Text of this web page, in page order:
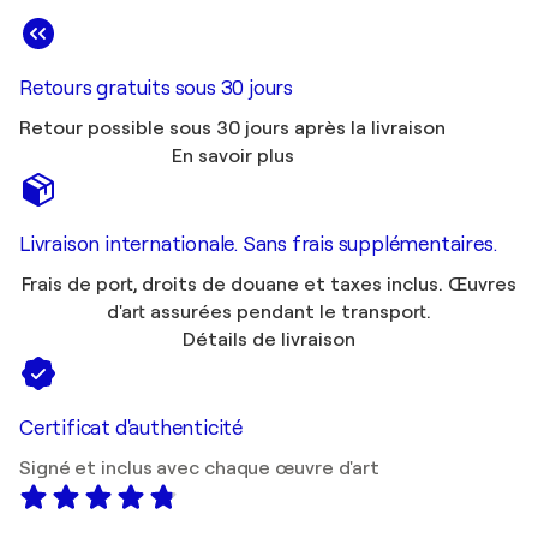
Retours gratuits sous 30 jours
Retour possible sous 30 jours après la livraison
En savoir plus
Livraison internationale. Sans frais supplémentaires.
Frais de port, droits de douane et taxes inclus. Œuvres
d'art assurées pendant le transport.
Détails de livraison
Certificat d'authenticité
Signé et inclus avec chaque œuvre d'art